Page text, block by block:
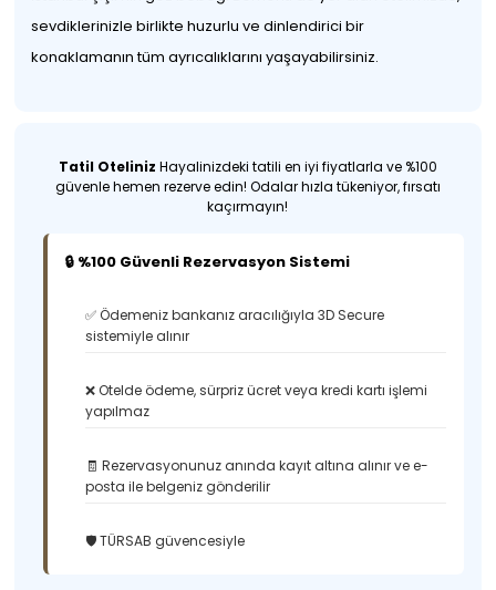
sevdiklerinizle birlikte huzurlu ve dinlendirici bir
konaklamanın tüm ayrıcalıklarını yaşayabilirsiniz.
Tatil Oteliniz Hayalinizdeki tatili en iyi fiyatlarla ve %100
güvenle hemen rezerve edin! Odalar hızla tükeniyor, fırsatı
kaçırmayın!
🔒 %100 Güvenli Rezervasyon Sistemi
✅ Ödemeniz bankanız aracılığıyla 3D Secure
sistemiyle alınır
❌ Otelde ödeme, sürpriz ücret veya kredi kartı işlemi
yapılmaz
🧾 Rezervasyonunuz anında kayıt altına alınır ve e-
posta ile belgeniz gönderilir
🛡️ TÜRSAB güvencesiyle